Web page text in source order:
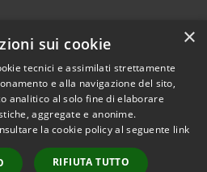
Copyright © 2026 • Comune di
Spoleto • Powered by
Municipium•
Accesso
×
sui cookie
tecnici e assimilati strettamente
e alla navigazione del sito,
analitico al solo fine di elaborare
aggregate e anonime.
la cookie policy al seguente link
RIFIUTA TUTTO